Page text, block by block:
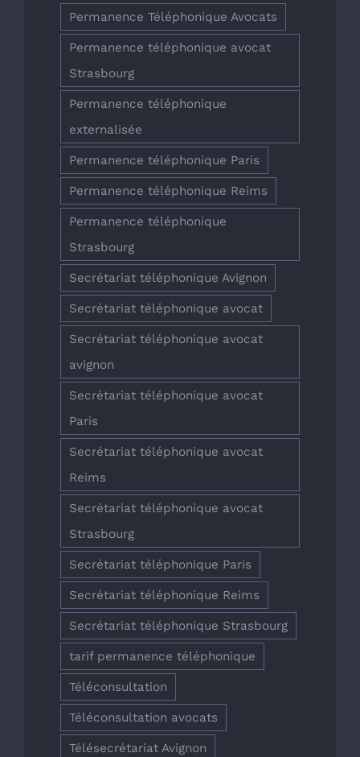
Permanence Téléphonique Avocats
Permanence téléphonique avocat
Strasbourg
Permanence téléphonique
externalisée
Permanence téléphonique Paris
Permanence téléphonique Reims
Permanence téléphonique
Strasbourg
Secrétariat téléphonique Avignon
Secrétariat téléphonique avocat
Secrétariat téléphonique avocat
avignon
Secrétariat téléphonique avocat
Paris
Secrétariat téléphonique avocat
Reims
Secrétariat téléphonique avocat
Strasbourg
Secrétariat téléphonique Paris
Secrétariat téléphonique Reims
Secrétariat téléphonique Strasbourg
tarif permanence téléphonique
Téléconsultation
Téléconsultation avocats
Télésecrétariat Avignon